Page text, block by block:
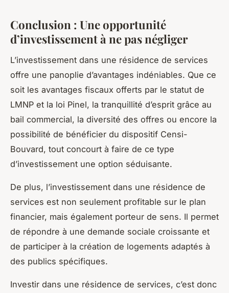
Conclusion : Une opportunité
d’investissement à ne pas négliger
L’investissement dans une résidence de services
offre une panoplie d’avantages indéniables. Que ce
soit les avantages fiscaux offerts par le statut de
LMNP et la loi Pinel, la tranquillité d’esprit grâce au
bail commercial, la diversité des offres ou encore la
possibilité de bénéficier du dispositif Censi-
Bouvard, tout concourt à faire de ce type
d’investissement une option séduisante.
De plus, l’investissement dans une résidence de
services est non seulement profitable sur le plan
financier, mais également porteur de sens. Il permet
de répondre à une demande sociale croissante et
de participer à la création de logements adaptés à
des publics spécifiques.
Investir dans une résidence de services, c’est donc